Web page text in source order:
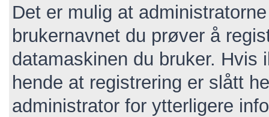
Det er mulig at
brukernavnet du prøver å
datamaskinen du bruker.
hende at registrering er slått
administrator for ytterligere